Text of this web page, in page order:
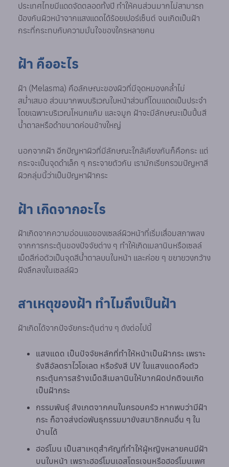
ประเทศไทยมีแดดจัดตลอดทั้งปี ทำให้คนส่วนมากไม่สามารถ
ป้องกันผิวหน้าจากแสงแดดได้ร้อยเปอร์เซ็นต์ จนเกิดเป็นฝ้า
กระที่กระทบกับความมั่นใจของใครหลายคน
ฝ้า คืออะไร
ฝ้า (Melasma) คือลักษณะของผิวที่มีจุดหมองคล้ำไม่
สม่ำเสมอ ส่วนมากพบบริเวณใบหน้าส่วนที่โดนแดดเป็นประจำ
โดยเฉพาะบริเวณโหนกแก้ม และจมูก ฝ้าจะมีลักษณะเป็นปื้นสี
น้ำตาลหรือดำขนาดค่อนข้างใหญ่
นอกจากฝ้า อีกปัญหาผิวที่มีลักษณะใกล้เคียงกันก็คือกระ แต่
กระจะเป็นจุดดำเล็ก ๆ กระจายตัวกัน เรามักเรียกรวมปัญหาสี
ผิวกลุ่มนี้ว่าเป็นปัญหาฝ้ากระ
ฝ้า เกิดจากอะไร
ฝ้าเกิดจากความอ่อนแอของเซลล์ผิวหน้าที่เริ่มเสื่อมสภาพลง
จากการกระตุ้นของปัจจัยต่าง ๆ ทำให้เกิดเมลานินหรือเซลล์
เม็ดสีก่อตัวเป็นจุดสีน้ำตาลบนในหน้า และค่อย ๆ ขยายวงกว้าง
ฝังลึกลงในเซลล์ผิว
สาเหตุของฝ้า ทำไมถึงเป็นฝ้า
ฝ้าเกิดได้จากปัจจัยกระตุ้นต่าง ๆ ดังต่อไปนี้
แสงแดด เป็นปัจจัยหลักที่ทำให้หน้าเป็นฝ้ากระ เพราะ
รังสีอัลตราไวโอเลต หรือรังสี UV ในแสงแดดคือตัว
กระตุ้นการสร้างเม็ดสีเมลานินให้มากผิดปกติจนเกิด
เป็นฝ้ากระ
กรรมพันธุ์ สังเกตจากคนในครอบครัว หากพบว่ามีฝ้า
กระ ก็อาจส่งต่อพันธุกรรมมายังสมาชิกคนอื่น ๆ ใน
บ้านได้
ฮอร์โมน เป็นสาเหตุสำคัญที่ทำให้ผู้หญิงหลายคนมีฝ้า
บนใบหน้า เพราะฮอร์โมนเอสโตรเจนหรือฮอร์โมนเพศ